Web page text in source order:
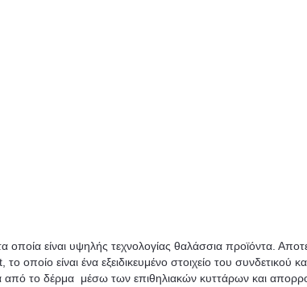
είναι υψηλής τεχνολογίας θαλάσσια προϊόντα.
είναι ένα εξειδικευμένο στοιχείο του συνδετικού
από το δέρμα μέσω των επιθηλιακών κυττάρων και